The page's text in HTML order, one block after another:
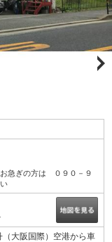
急ぎの方は ０９０－９
大阪国際）空港から車